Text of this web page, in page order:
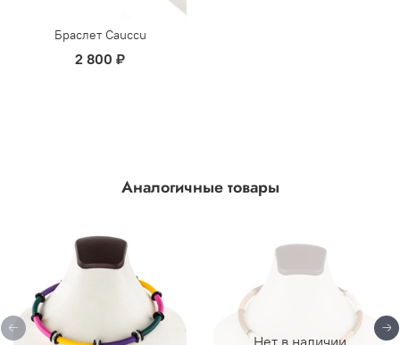
Браслет Cauccu
2 800 ₽
Аналогичные товары